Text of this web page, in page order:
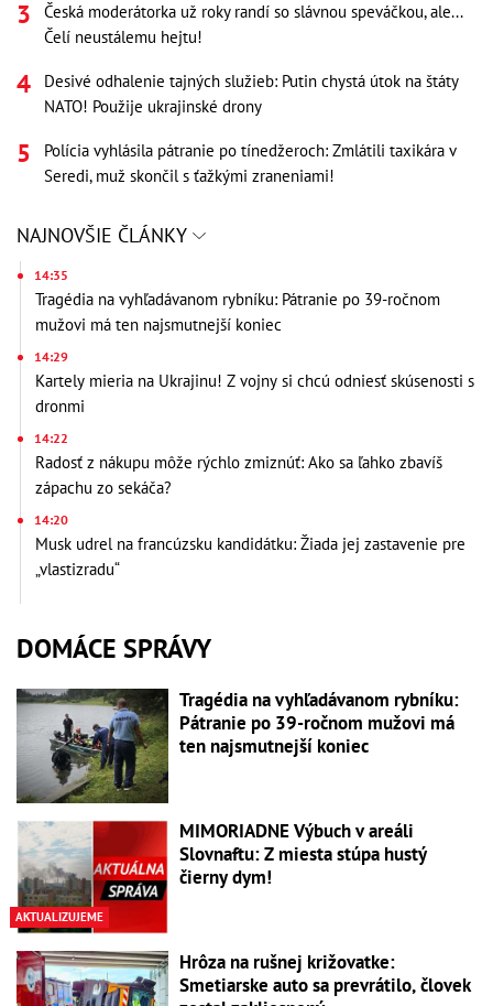
Česká moderátorka už roky randí so slávnou speváčkou, ale...
Čelí neustálemu hejtu!
Desivé odhalenie tajných služieb: Putin chystá útok na štáty
NATO! Použije ukrajinské drony
Polícia vyhlásila pátranie po tínedžeroch: Zmlátili taxikára v
Seredi, muž skončil s ťažkými zraneniami!
NAJNOVŠIE ČLÁNKY
14:35
Tragédia na vyhľadávanom rybníku: Pátranie po 39-ročnom
mužovi má ten najsmutnejší koniec
14:29
Kartely mieria na Ukrajinu! Z vojny si chcú odniesť skúsenosti s
dronmi
14:22
Radosť z nákupu môže rýchlo zmiznúť: Ako sa ľahko zbavíš
zápachu zo sekáča?
14:20
Musk udrel na francúzsku kandidátku: Žiada jej zastavenie pre
„vlastizradu“
DOMÁCE SPRÁVY
Tragédia na vyhľadávanom rybníku:
Pátranie po 39-ročnom mužovi má
ten najsmutnejší koniec
AKTUALIZUJEME
MIMORIADNE Výbuch v areáli
Slovnaftu: Z miesta stúpa hustý
čierny dym!
Hrôza na rušnej križovatke:
Smetiarske auto sa prevrátilo, človek